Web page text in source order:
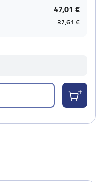
47,01 €
37,61 €